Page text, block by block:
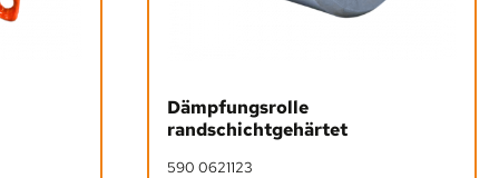
5 von 5 Sternen
Dämpfungsrolle
randschichtgehärtet
590 0621123